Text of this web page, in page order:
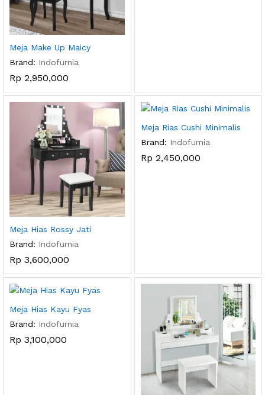
Meja Make Up Maicy
Brand: Indofurnia
Rp 2,950,000
Meja Hias Rossy Jati
Brand: Indofurnia
Rp 3,600,000
Meja Rias Cushi Minimalis
Brand: Indofurnia
Rp 2,450,000
Meja Hias Kayu Fyas
Brand: Indofurnia
Rp 3,100,000